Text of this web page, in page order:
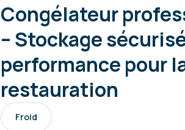
Congélateur
– Stockage
performance pour
restauration
Froid